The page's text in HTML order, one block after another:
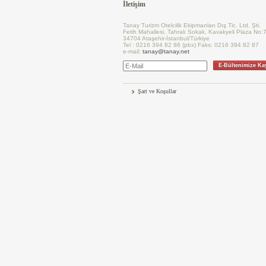
İletişim
Tanay Turizm Otelcilik Ekipmanları Dış Tic. Ltd. Şti.
Fetih Mahallesi, Tahralı Sokak, Kavakyeli Plaza
34704 Ataşehir-İstanbul/Türkiye
Tel : 0216 394 82 86 (pbx) Faks: 0216 394 82 87
e-mail: tanay@tanay.net
E-Bültenimize
Şart ve Koşullar